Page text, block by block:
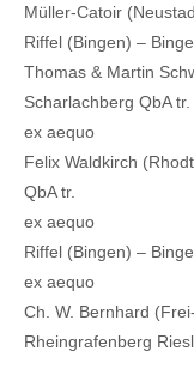
Müller-Catoir
Riffel (Bingen) –
Thomas & Martin
Scharlachberg QbA tr.
ex aequo
Felix Waldkirch
QbA tr.
ex aequo
Riffel (Bingen) –
ex aequo
Ch. W. Bernhard
Rheingrafenberg